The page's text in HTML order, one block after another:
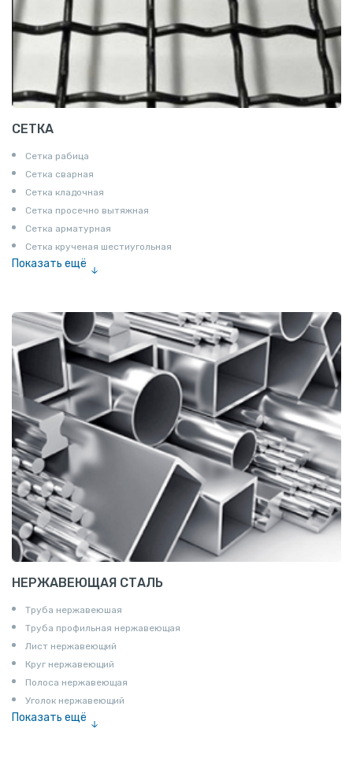
СЕТКА
Сетка рабица
Сетка сварная
Сетка кладочная
Сетка просечно вытяжная
Сетка арматурная
Сетка крученая шестиугольная
Показать ещё
НЕРЖАВЕЮЩАЯ СТАЛЬ
Труба нержавеюшая
Труба профильная нержавеющая
Лист нержавеющий
Круг нержавеющий
Полоса нержавеющая
Уголок нержавеющий
Показать ещё